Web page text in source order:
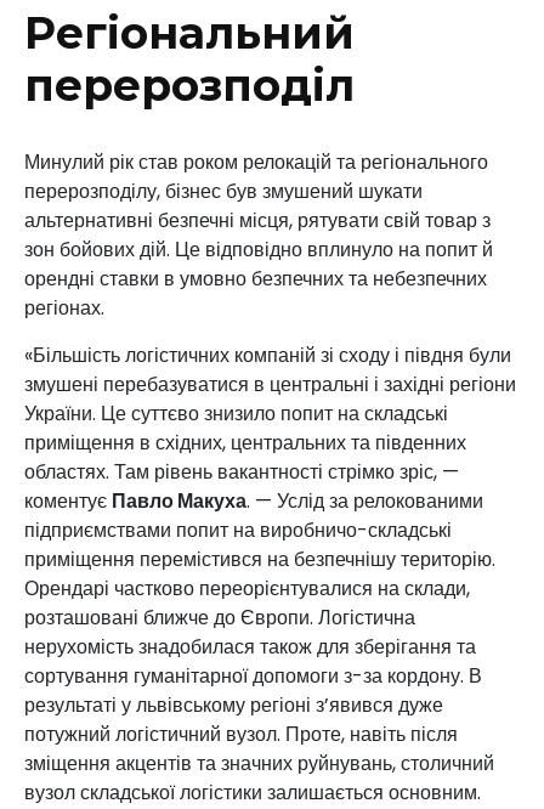
Регіональний
перерозподіл
Минулий рік став роком релокацій та регіонального
перерозподілу, бізнес був змушений шукати
альтернативні безпечні місця, рятувати свій товар з
зон бойових дій. Це відповідно вплинуло на попит й
орендні ставки в умовно безпечних та небезпечних
регіонах.
«Більшість логістичних компаній зі сходу і півдня були
змушені перебазуватися в центральні і західні регіони
України. Це суттєво знизило попит на складські
приміщення в східних, центральних та південних
областях. Там рівень вакантності стрімко зріс, —
коментує Павло Макуха. — Услід за релокованими
підприємствами попит на виробничо-складські
приміщення перемістився на безпечнішу територію.
Орендарі частково переорієнтувалися на склади,
розташовані ближче до Європи. Логістична
нерухомість знадобилася також для зберігання та
сортування гуманітарної допомоги з-за кордону. В
результаті у львівському регіоні з’явився дуже
потужний логістичний вузол. Проте, навіть після
зміщення акцентів та значних руйнувань, столичний
вузол складської логістики залишається основним.